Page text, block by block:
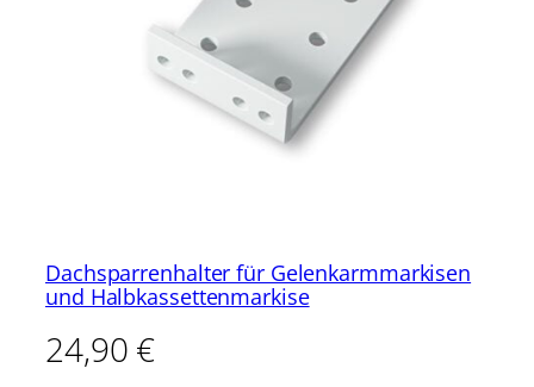
Dachsparrenhalter für Gelenkarmmarkisen
und Halbkassettenmarkise
24,90 €